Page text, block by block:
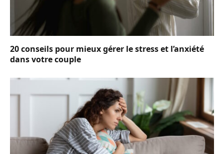
20 conseils pour mieux gérer le stress et l’anxiété
dans votre couple